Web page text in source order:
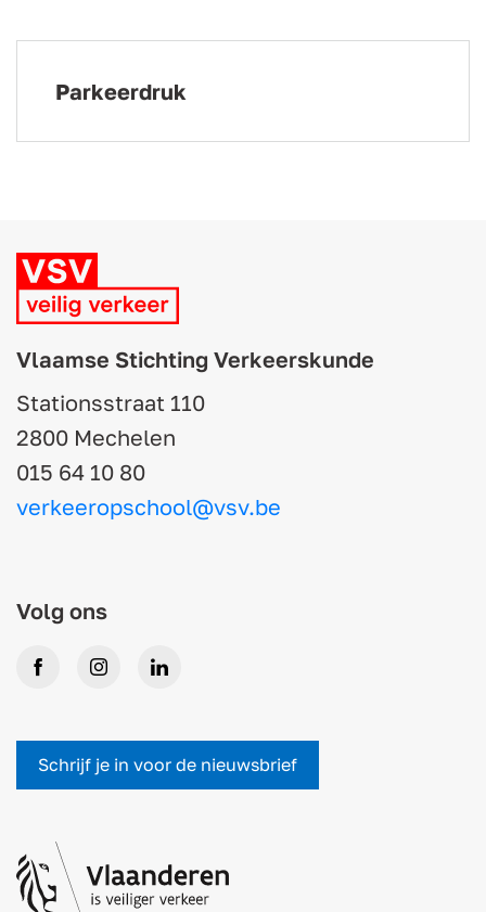
Parkeerdruk
Vlaamse Stichting Verkeerskunde
Stationsstraat 110
2800 Mechelen
015 64 10 80
verkeeropschool@vsv.be
Volg ons
FacebookInstagramLinkedIn
Schrijf je in voor de nieuwsbrief